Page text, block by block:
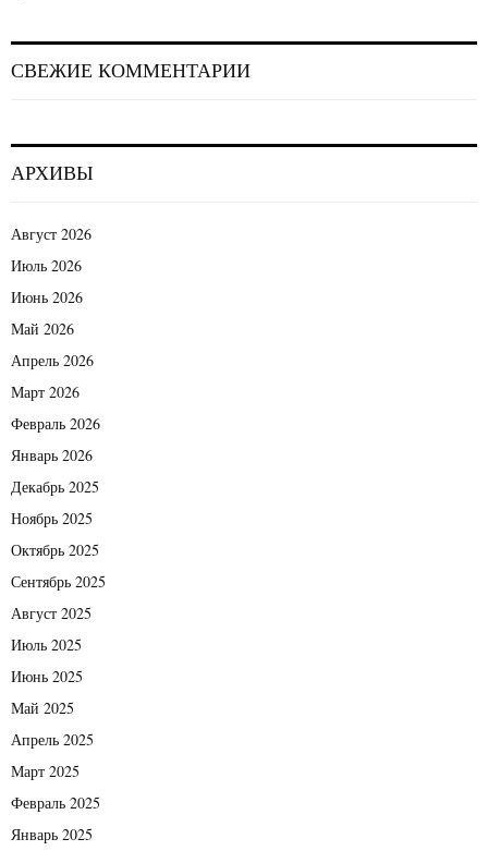
СВЕЖИЕ КОММЕНТАРИИ
АРХИВЫ
Август 2026
Июль 2026
Июнь 2026
Май 2026
Апрель 2026
Март 2026
Февраль 2026
Январь 2026
Декабрь 2025
Ноябрь 2025
Октябрь 2025
Сентябрь 2025
Август 2025
Июль 2025
Июнь 2025
Май 2025
Апрель 2025
Март 2025
Февраль 2025
Январь 2025